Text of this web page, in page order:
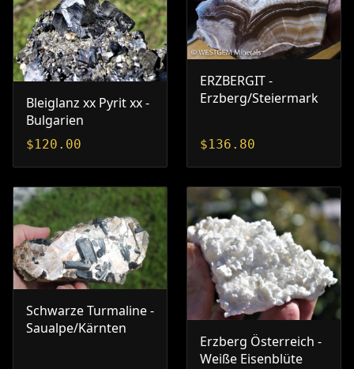
Bleiglanz xx Pyrit xx -
Bulgarien
$120.00
ERZBERGIT -
Erzberg/Steiermark
$136.80
Schwarze Turmaline -
Saualpe/Kärnten
Erzberg Österreich -
Weiße Eisenblüte